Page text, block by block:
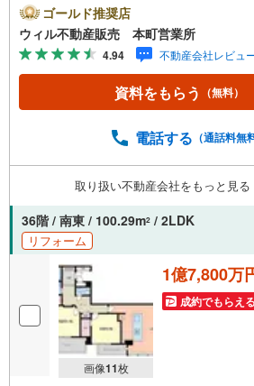
浴室ユニットバス（浴室乾燥機付
座、給湯器（追い焚き付き）・ク
トロ「肥後橋駅」徒歩1分！駅前
ョン！■阪神高速の出入り口近く
がスムーズ！■『KOHYO（コー
買物も便利！■共用施設充実マン
燥機付き！■独立型キッチン！■
ださい。■キッズスペースもござ
がいらっしゃるご家庭もお気軽
日】定休日はございません。水曜
ゴールド推奨店
ウィル不動産販売 本町営業所
4.94 不動産会社レビュ
資料をもらう （無料）
電話する （通話料無
取り扱い不動産会社をもっと見る
36階 / 南東 / 100.29m2 / 2LDK
リフォーム
画像11枚
1億7,800万
成約でもらえる